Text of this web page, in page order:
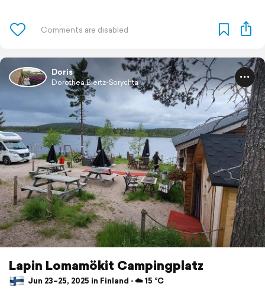
Doris
Dorothea Biertz-Sorychta
Lapin Lomamökit Campingplatz
Jun 23–25, 2025 in Finland ⋅ ☁️ 15 °C